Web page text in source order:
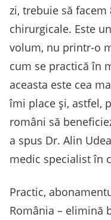
zi, trebuie să
chirurgicale. Este
volum, nu printr-o
cum se practică în
aceasta este cea
îmi place și, astfel,
români să
a spus Dr. Alin
medic specialist în
Practic,
România – elimină